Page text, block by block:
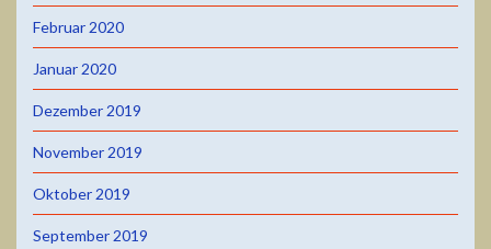
Februar 2020
Januar 2020
Dezember 2019
November 2019
Oktober 2019
September 2019